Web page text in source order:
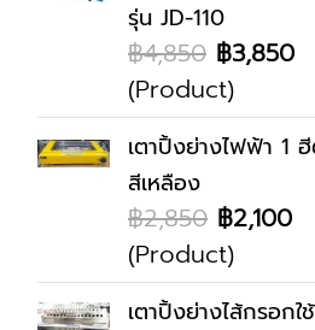
รุ่น JD-110
฿4,850 ฿3,850
(Product)
เตาปิ้งย่างไฟฟ้า 1
สีเหลือง
฿2,850 ฿2,100
(Product)
เตาปิ้งย่างไส้กรอก